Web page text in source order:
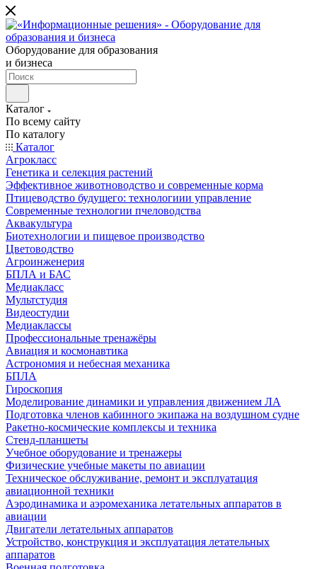
Оборудование для образования
и бизнеса
Каталог
По всему сайту
По каталогу
Каталог
Агрокласс
Генетика и селекция растений
Эффективное животноводство и современные корма
Птицеводство будущего: технологиии управление
Современные технологии пчеловодства
Аквакультура
Биотехнологии и пищевое производство
Цветоводство
Агроинженерия
БПЛА и БАС
Медиакласс
Мультстудия
Видеостудии
Медиаклассы
Профессиональные тренажёры
Авиация и космонавтика
Астрономия и небесная механика
БПЛА
Гироскопия
Моделирование динамики и управления движением ЛА
Подготовка членов кабинного экипажа на воздушном судне
Ракетно-космические комплексы и техника
Стенд-планшеты
Учебное оборудование и тренажеры
Физические учебные макеты по авиации
Техническое обслуживание, ремонт и эксплуатация
авиационной техники
Аэродинамика и аэромеханика летательных аппаратов в
авиации
Двигатели летательных аппаратов
Устройство, конструкция и эксплуатация летательных
аппаратов